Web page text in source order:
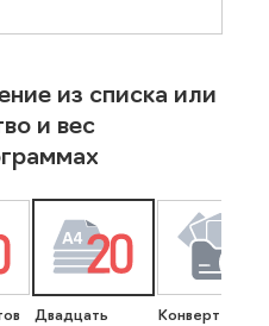
из списка или
и вес
Двадцать
Конверт до 40